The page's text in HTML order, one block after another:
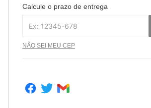
Calcule o prazo de entrega
NÃO SEI MEU CEP